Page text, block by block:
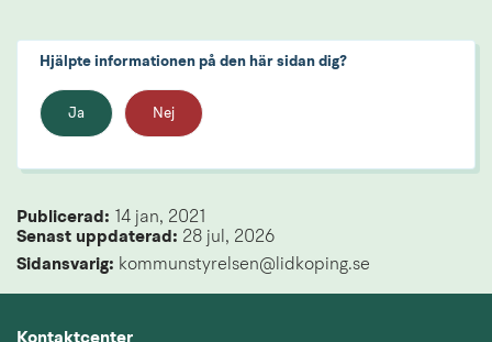
Hjälpte informationen på den här sidan dig?
Ja Nej
Publicerad:
14 jan, 2021
Senast uppdaterad: 28 jul, 2026
Sidansvarig: kommunstyrelsen@lidkoping.se
Kontaktcenter